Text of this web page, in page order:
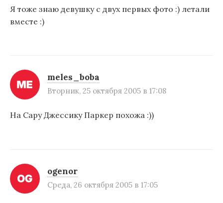
с
Я тоже знаю девушку с двух первых фото :) летали
вместе :)
meles_boba
Вторник, 25 октября 2005 в 17:08
На Сару Джессику Паркер похожа :))
ogenor
Среда, 26 октября 2005 в 17:05